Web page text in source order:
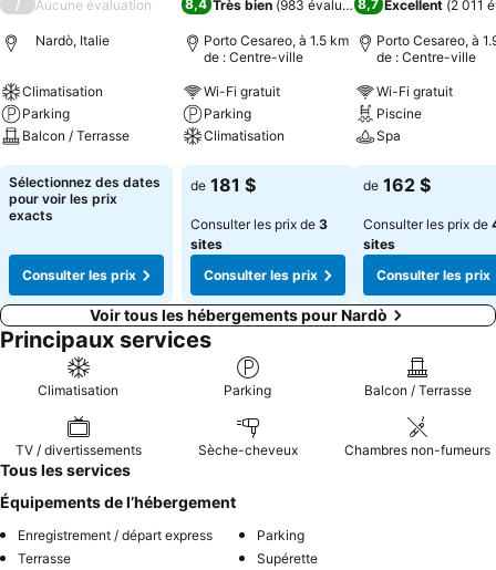
/ Aucune évaluation
Nardò, Italie
Climatisation
Parking
Balcon / Terrasse
Consulter les prix
Sélectionnez des dates
pour voir les prix
exacts
Consulter les prix
8,4 Très bien (983 évaluations)
Porto Cesareo, à 1.5 km
de : Centre-ville
Wi-Fi gratuit
Parking
Climatisation
Consulter les prix
de 181 $
Consulter les prix de 3
sites
Consulter les prix
8,7 Excellent (2 011
Porto Cesareo, à
de : Centre-ville
Wi-Fi gratuit
Piscine
Spa
Consulter les
de 162 $
Consulter les prix de
sites
Consulter les prix
Voir tous les hébergements pour Nardò
Principaux services
Climatisation Parking Balcon / Terrasse
TV / divertissements Sèche-cheveux Chambres non-fumeurs
Tous les services
Équipements de l’hébergement
Enregistrement / départ express
Parking
Terrasse
Supérette